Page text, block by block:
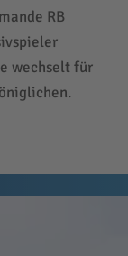
RB
wechselt für